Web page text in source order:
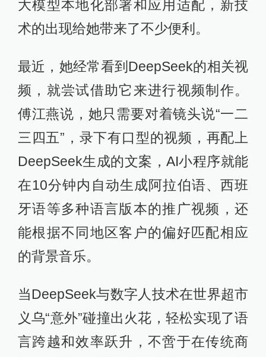
大模型本地化部署和应用适配，新技
术的出现给她带来了不少便利。
最近，她经常看到DeepSeek的相关视
频，就尝试借助它来进行视频制作。
傅江燕说，她只需要对着镜头说“一二
三四五”，录下有口型的视频，再配上
DeepSeek生成的文案，AI小程序就能
在10分钟内自动生成阿拉伯语、西班
牙语等多种语言版本的推广视频，还
能根据不同地区客户的偏好匹配相应
的背景音乐。
当DeepSeek与数字人技术在世界超市
义乌“意外”碰撞出火花，轻松实现了语
言跨越和效率跃升，不啻于在传统商